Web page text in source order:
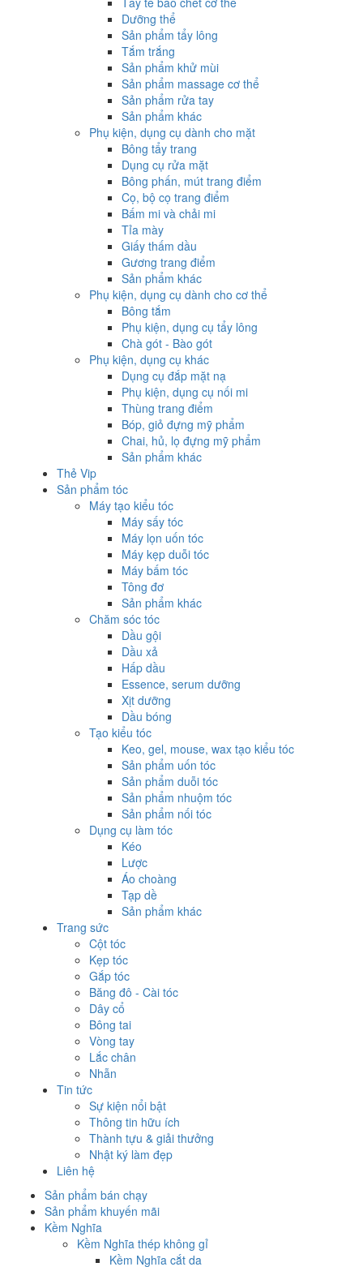
Dưỡng thể
Sản phẩm tẩy lông
Tắm trắng
Sản phẩm khử mùi
Sản phẩm massage cơ thể
Sản phẩm rửa tay
Sản phẩm khác
Phụ kiện, dụng cụ dành cho mặt
Bông tẩy trang
Dụng cụ rửa mặt
Bông phấn, mút trang điểm
Cọ, bộ cọ trang điểm
Bấm mi và chải mi
Tỉa mày
Giấy thấm dầu
Gương trang điểm
Sản phẩm khác
Phụ kiện, dụng cụ dành cho cơ thể
Bông tắm
Phụ kiện, dụng cụ tẩy lông
Chà gót - Bào gót
Phụ kiện, dụng cụ khác
Dụng cụ đắp mặt nạ
Phụ kiện, dụng cụ nối mi
Thùng trang điểm
Bóp, giỏ đựng mỹ phẩm
Chai, hủ, lọ đựng mỹ phẩm
Sản phẩm khác
Thẻ Vip
Sản phẩm tóc
Máy tạo kiểu tóc
Máy sấy tóc
Máy lọn uốn tóc
Máy kẹp duỗi tóc
Máy bấm tóc
Tông đơ
Sản phẩm khác
Chăm sóc tóc
Dầu gội
Dầu xả
Hấp dầu
Essence, serum dưỡng
Xịt dưỡng
Dầu bóng
Tạo kiểu tóc
Keo, gel, mouse, wax tạo kiểu tóc
Sản phẩm uốn tóc
Sản phẩm duỗi tóc
Sản phẩm nhuộm tóc
Sản phẩm nối tóc
Dụng cụ làm tóc
Kéo
Lược
Áo choàng
Tạp dề
Sản phẩm khác
Trang sức
Cột tóc
Kẹp tóc
Gắp tóc
Băng đô - Cài tóc
Dây cổ
Bông tai
Vòng tay
Lắc chân
Nhẫn
Tin tức
Sự kiện nổi bật
Thông tin hữu ích
Thành tựu & giải thưởng
Nhật ký làm đẹp
Liên hệ
Sản phẩm bán chạy
Sản phẩm khuyến mãi
Kềm Nghĩa
Kềm Nghĩa thép không gỉ
Kềm Nghĩa cắt da